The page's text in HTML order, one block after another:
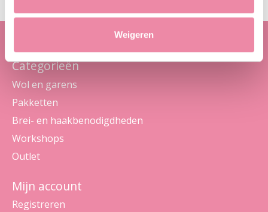
Weigeren
Categorieën
Wol en garens
Pakketten
Brei- en haakbenodigdheden
Workshops
Outlet
Mijn account
Registreren